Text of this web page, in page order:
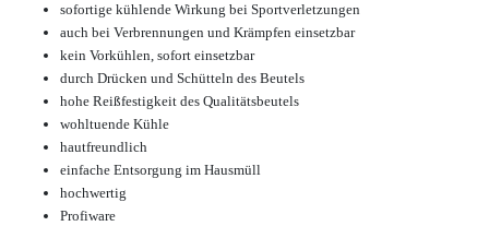
sofortige kühlende Wirkung bei Sportverletzungen
auch bei Verbrennungen und Krämpfen einsetzbar
kein Vorkühlen, sofort einsetzbar
durch Drücken und Schütteln des Beutels
hohe Reißfestigkeit des Qualitätsbeutels
wohltuende Kühle
hautfreundlich
einfache Entsorgung im Hausmüll
hochwertig
Profiware